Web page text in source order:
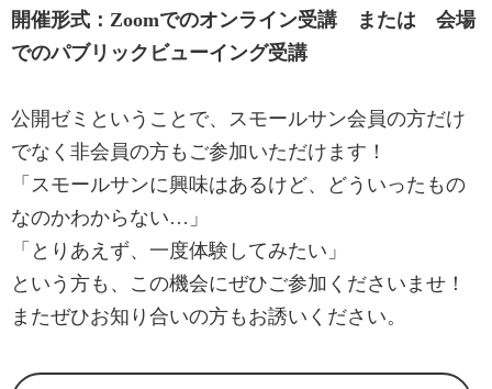
開催形式：Zoomでのオンライン受講 または 会場
でのパブリックビューイング受講
公開ゼミということで、スモールサン会員の方だけ
でなく非会員の方もご参加いただけます！
「スモールサンに興味はあるけど、どういったもの
なのかわからない…」
「とりあえず、一度体験してみたい」
という方も、この機会にぜひご参加くださいませ！
またぜひお知り合いの方もお誘いください。